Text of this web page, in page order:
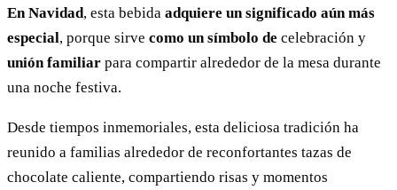
En Navidad, esta bebida adquiere un significado aún más
especial, porque sirve como un símbolo de celebración y
unión familiar para compartir alrededor de la mesa durante
una noche festiva.
Desde tiempos inmemoriales, esta deliciosa tradición ha
reunido a familias alrededor de reconfortantes tazas de
chocolate caliente, compartiendo risas y momentos